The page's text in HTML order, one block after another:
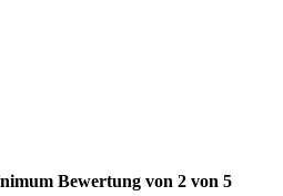
Bewertung von 2 von 5